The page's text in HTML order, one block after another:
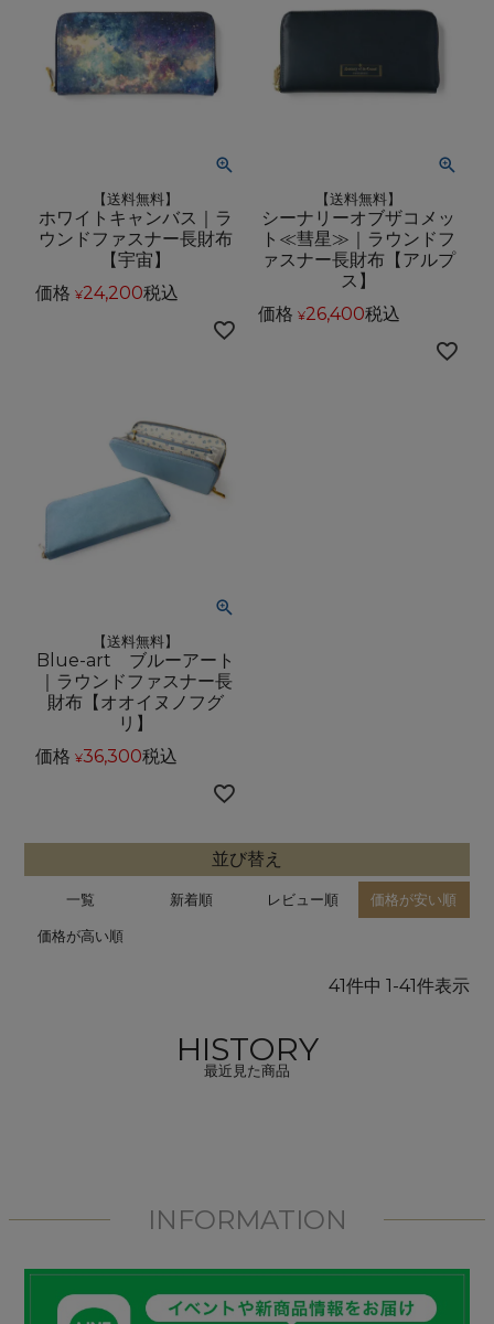
【送料無料】
ホワイトキャンバス｜ラ
ウンドファスナー長財布
【宇宙】
価格 ¥24,200税込
【送料無料】
シーナリーオブザコメッ
ト≪彗星≫｜ラウンドフ
ァスナー長財布【アルプ
ス】
価格 ¥26,400税込
【送料無料】
Blue-art ブルーアート
｜ラウンドファスナー長
財布【オオイヌノフグ
リ】
価格 ¥36,300税込
並び替え
一覧 新着順 レビュー順 価格が安い順
価格が高い順
41件中 1-41件表示
HISTORY
最近見た商品
INFORMATION